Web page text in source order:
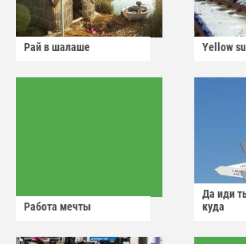
Рай в шалаше Yellow
Работа мечты
Да иди
куда